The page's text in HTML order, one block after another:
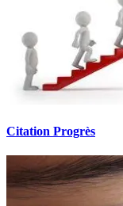
Citation Progrès